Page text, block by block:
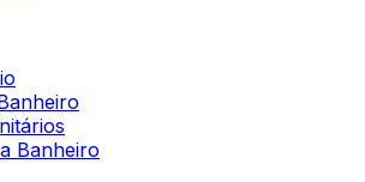
Banheiro